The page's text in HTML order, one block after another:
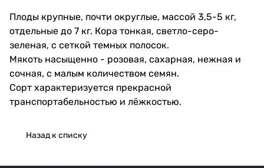
Плоды крупные, почти округлые, массой 3,5-5 кг,
отдельные до 7 кг. Кора тонкая, светло-серо-
зеленая, с сеткой темных полосок.
Мякоть насыщенно - розовая, сахарная, нежная и
сочная, с малым количеством семян.
Сорт характеризуется прекрасной
транспортабельностью и лёжкостью.
Назад к списку